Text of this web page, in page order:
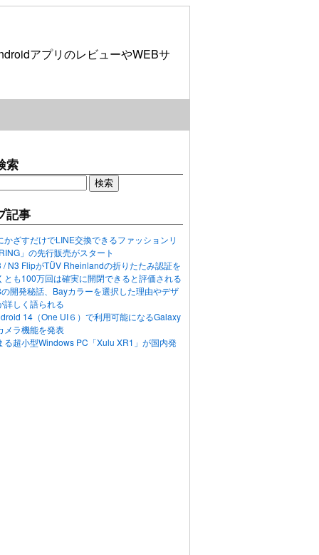
アプリのレビューやWEBサ
索
記事
かざすだけでLINE交換できるファッションリ
」の先行販売がスタート
/ N3 FlipがTÜV Rheinlandの折りたたみ認証を
とも100万回は確実に開閉できると評価される
開発秘話、Bayカラーを選択した理由やデザ
詳しく語られる
14（One UI６）で利用可能になるGalaxy
メラ機能を発表
る超小型Windows PC「Xulu XR1」が国内発